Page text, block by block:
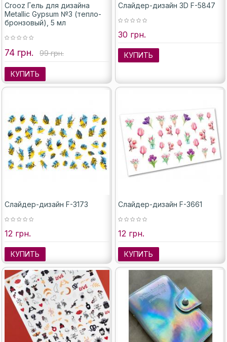
Crooz Гель для дизайна
Metallic Gypsum №3 (тепло-
бронзовый), 5 мл
74 грн. 99 грн.
КУПИТЬ
Слайдер-дизайн 3D F-5847
30 грн.
КУПИТЬ
Слайдер-дизайн F-3173
12 грн.
КУПИТЬ
Слайдер-дизайн F-3661
12 грн.
КУПИТЬ